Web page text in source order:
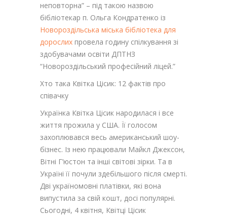
неповторна” – під такою назвою
бібліотекар п. Ольга Кондратенко із
Новороздільська міська бібліотека для
дорослих провела годину спілкування зі
здобувачами освіти ДПТНЗ
“Новороздільський професійний ліцей.”
Хто така Квітка Цісик: 12 фактів про
співачку
Українка Квітка Цісик народилася і все
життя прожила у США. Її голосом
захоплювався весь американський шоу-
бізнес. Із нею працювали Майкл Джексон,
Вітні Г’юстон та інші світові зірки. Та в
Україні її почули здебільшого після смерті.
Дві україномовні платівки, які вона
випустила за свій кошт, досі популярні.
Сьогодні, 4 квітня, Квітці Цісик